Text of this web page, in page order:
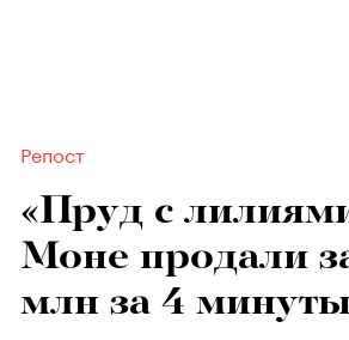
Репост
«Пруд с
Моне продали
млн за 4